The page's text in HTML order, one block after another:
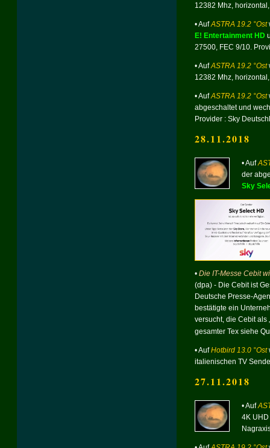
12382 Mhz,
• AufASTRA 19.2 °Ost
E! Entertainment HD
27500, FEC 9/10.
• AufASTRA 19.2 °Ost
12382 Mhz,
• AufASTRA 19.2 °Ost
abgeschaltet und
Provider : Sky
28.11.2018
• Auf
der
Sky
• Die IT-Messe Cebit
(dpa) - Die Cebit ist
Deutsche Presse-
bestätigte ein
versucht, die Cebit als
gesamter Tex siehe
• AufHotbird 13.0 °Ost
italienischen TV
27.11.2018
• Auf
4K